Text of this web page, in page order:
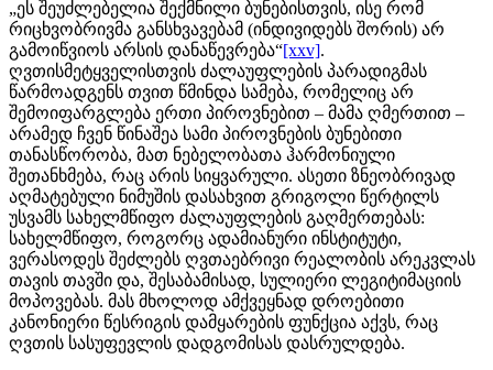
„ეს შეუძლებელია შექმნილი ბუნებისთვის, ისე რომ
რიცხვობრივმა განსხვავებამ (ინდივიდებს შორის) არ
გამოიწვიოს არსის დანაწევრება“[xxv].
ღვთისმეტყველისთვის ძალაუფლების პარადიგმას
წარმოადგენს თვით წმინდა სამება, რომელიც არ
შემოიფარგლება ერთი პიროვნებით – მამა ღმერთით –
არამედ ჩვენ წინაშეა სამი პიროვნების ბუნებითი
თანასწორობა, მათ ნებელობათა ჰარმონიული
შეთანხმება, რაც არის სიყვარული. ასეთი ზნეობრივად
აღმატებული ნიმუშის დასახვით გრიგოლი წერტილს
უსვამს სახელმწიფო ძალაუფლების გაღმერთებას:
სახელმწიფო, როგორც ადამიანური ინსტიტუტი,
ვერასოდეს შეძლებს ღვთაებრივი რეალობის არეკვლას
თავის თავში და, შესაბამისად, სულიერი ლეგიტიმაციის
მოპოვებას. მას მხოლოდ ამქვეყნად დროებითი
კანონიერი წესრიგის დამყარების ფუნქცია აქვს, რაც
ღვთის სასუფევლის დადგომისას დასრულდება.